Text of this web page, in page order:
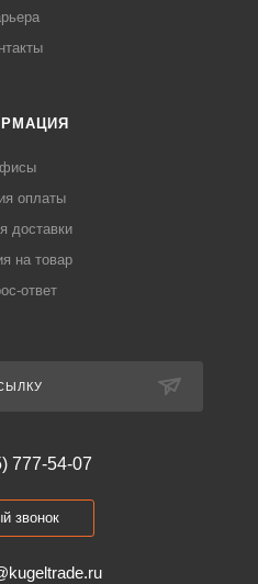
оплаты
доставки
на товар
ответ
777-54-07
звонок